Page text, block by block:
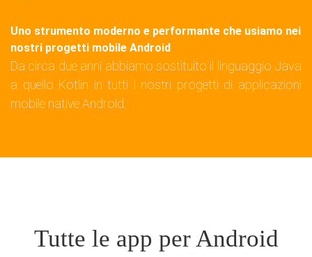
Uno strumento moderno e performante che usiamo nei
nostri progetti mobile Android
Da circa due anni abbiamo sostituito il linguaggio Java
a quello Kotlin in tutti i nostri progetti di applicazioni
mobile native Android.
Tutte le app per Android